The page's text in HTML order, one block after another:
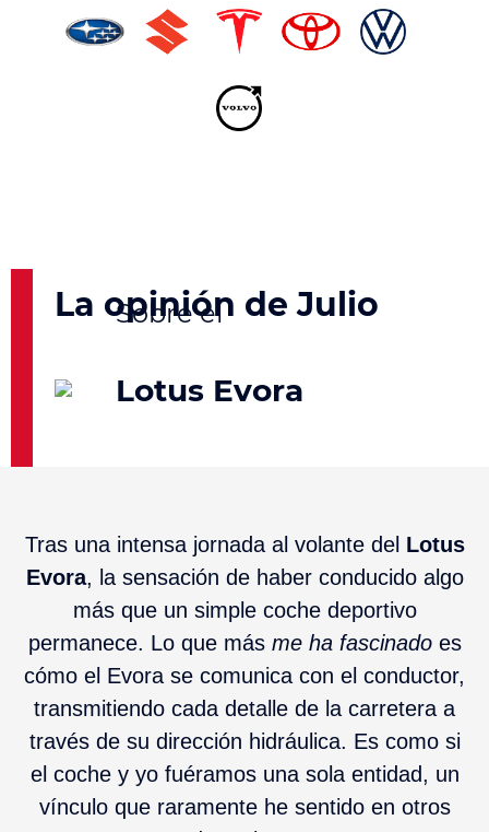
La opinión de Julio
Lotus Evora
Tras una intensa jornada al volante del Lotus
Evora, la sensación de haber conducido algo
más que un simple coche deportivo
permanece. Lo que más me ha fascinadoes
cómo el Evora se comunica con el conductor,
transmitiendo cada detalle de la carretera a
través de su dirección hidráulica. Es como si
el coche y yo fuéramos una sola entidad, un
vínculo que raramente he sentido en otros